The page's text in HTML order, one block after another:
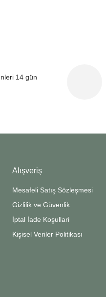
14 gün
Alışveriş
Mesafeli Satış Sözleşmesi
Gizlilik ve Güvenlik
İptal İade Koşullari
Kişisel Veriler Politikası